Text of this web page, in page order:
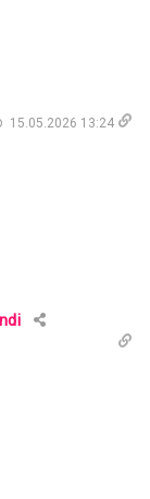
15.05.2026 13:24